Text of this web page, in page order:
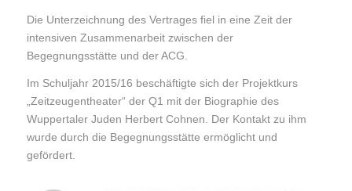
Die Unterzeichnung des Vertrages fiel in eine Zeit der
intensiven Zusammenarbeit zwischen der
Begegnungsstätte und der ACG.
Im Schuljahr 2015/16 beschäftigte sich der Projektkurs
„Zeitzeugentheater“ der Q1 mit der Biographie des
Wuppertaler Juden Herbert Cohnen. Der Kontakt zu ihm
wurde durch die Begegnungsstätte ermöglicht und
gefördert.